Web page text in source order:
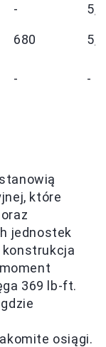
- 5,7
680 5,6
- -
które
jednostek
konstrukcja
369 lb-ft.
osiągi.